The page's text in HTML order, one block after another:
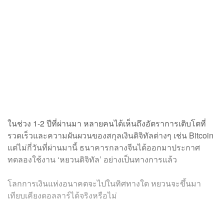
ในช่วง 1-2 ปีที่ผ่านมา หลายคนได้เห็นถึงอัตราการเติบโตที่
รวดเร็วและความผันผวนของสกุลเงินดิจิทัลต่างๆ เช่น Bitcoin
แต่ไม่กี่วันที่ผ่านมานี้ ธนาคารกลางจีนได้ออกมาประกาศ
ทดลองใช้งาน ‘หยวนดิจิทัล’ อย่างเป็นทางการแล้ว
โลกการเงินแห่งอนาคตจะไปในทิศทางใด หยวนจะขึ้นมา
เทียบเคียงดอลลาร์ได้จริงหรือไม่